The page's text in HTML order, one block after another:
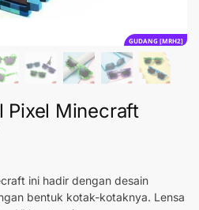
GUDANG [MRH2]
Pixel Minecraft
ini hadir dengan desain
bentuk kotak-kotaknya. Lensa